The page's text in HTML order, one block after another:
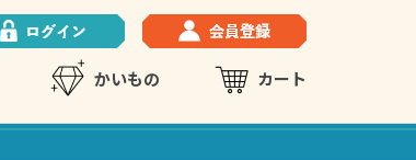
かいもの カート